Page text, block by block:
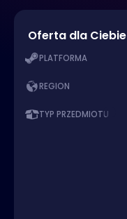
Oferta dla Ciebie
PLATFORMA
REGION
TYP PRZEDMIOTU